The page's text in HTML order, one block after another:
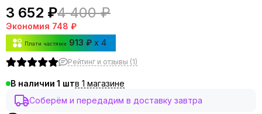
3 652 ₽4 400 ₽
Экономия 748 ₽
Плати частями 913 ₽ x 4
Рейтинг и отзывы (1)
В наличии 1
в 1 магазине
Соберём и передадим в доставку завтра